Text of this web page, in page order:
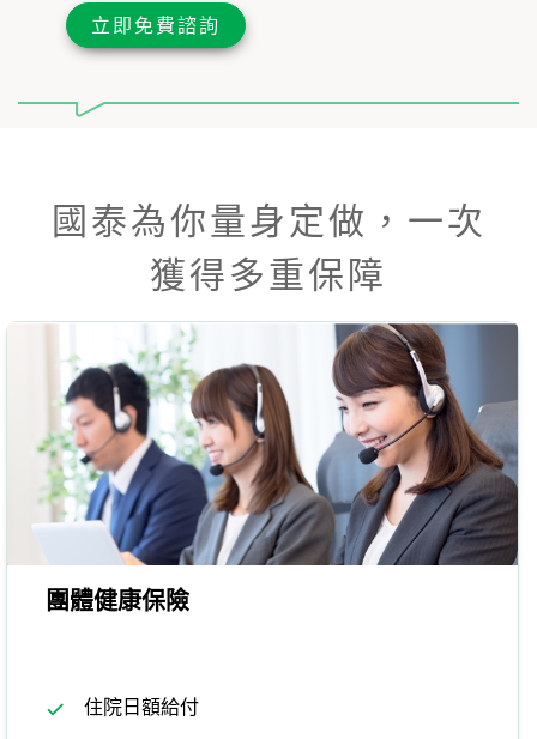
立即免費諮詢
國泰為你量身定做，一次
獲得多重保障
團體健康保險
住院日額給付